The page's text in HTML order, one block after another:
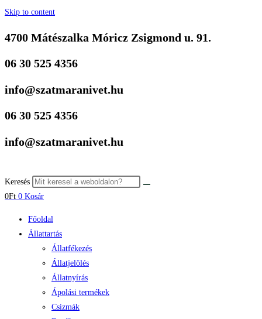
Skip to content
4700 Mátészalka Móricz Zsigmond u. 91.
06 30 525 4356
info@szatmaranivet.hu
06 30 525 4356
info@szatmaranivet.hu
Keresés
0Ft 0 Kosár
Főoldal
Állattartás
Állatfékezés
Állatjelölés
Állatnyírás
Ápolási termékek
Csizmák